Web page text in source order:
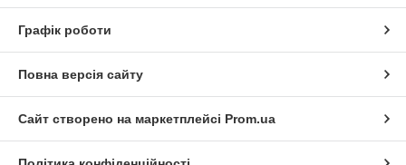
Графік роботи
Повна версія сайту
Сайт створено на маркетплейсі Prom.ua